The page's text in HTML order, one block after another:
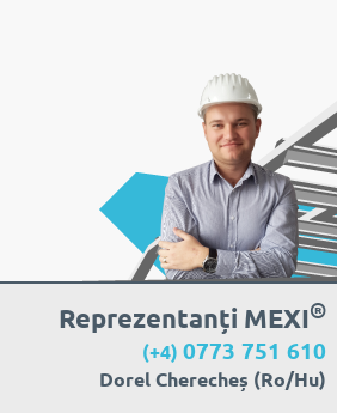
Reprezentanți MEXI®
(+4) 0773 751 610
Dorel Cherecheș (Ro/Hu)